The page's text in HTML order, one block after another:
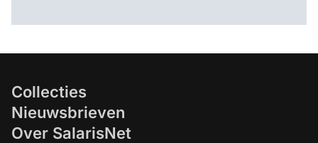
Collecties
Nieuwsbrieven
Over SalarisNet